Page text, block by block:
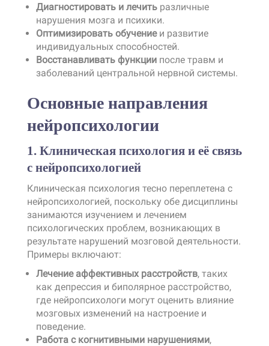
Диагностировать и лечить различные
нарушения мозга и психики.
Оптимизировать обучениеи развитие
индивидуальных способностей.
Восстанавливать функции после травм и
заболеваний центральной нервной системы.
Основные направления
нейропсихологии
1. Клиническая психология и её связь
с нейропсихологией
Клиническая психология тесно переплетена с
нейропсихологией, поскольку обе дисциплины
занимаются изучением и лечением
психологических проблем, возникающих в
результате нарушений мозговой деятельности.
Примеры включают:
Лечение аффективных расстройств, таких
как депрессия и биполярное расстройство,
где нейропсихологи могут оценить влияние
мозговых изменений на настроение и
поведение.
Работа с когнитивными нарушениями,